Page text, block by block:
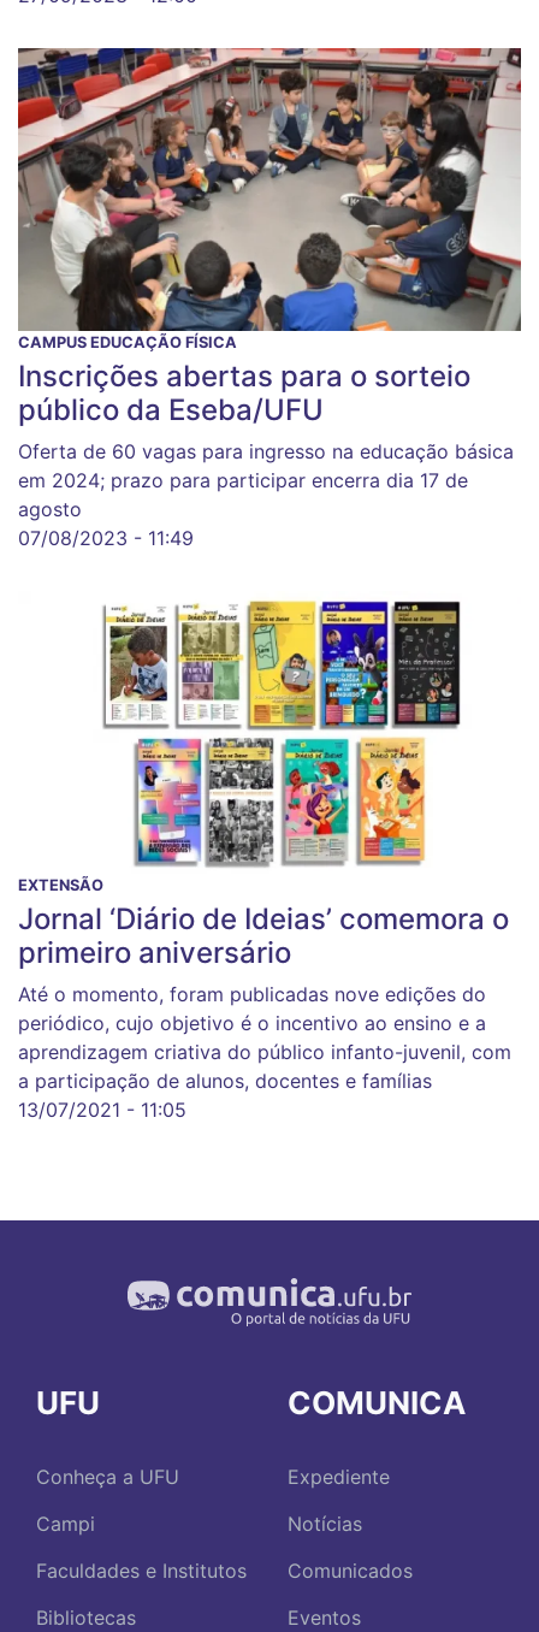
CAMPUS EDUCAÇÃO FÍSICA
Inscrições abertas para o sorteio
público da Eseba/UFU
Oferta de 60 vagas para ingresso na educação básica
em 2024; prazo para participar encerra dia 17 de
agosto
07/08/2023 - 11:49
EXTENSÃO
Jornal ‘Diário de Ideias’ comemora o
primeiro aniversário
Até o momento, foram publicadas nove edições do
periódico, cujo objetivo é o incentivo ao ensino e a
aprendizagem criativa do público infanto-juvenil, com
a participação de alunos, docentes e famílias
13/07/2021 - 11:05
UFU
Conheça a UFU
Campi
Faculdades e Institutos
Bibliotecas
COMUNICA
Expediente
Notícias
Comunicados
Eventos